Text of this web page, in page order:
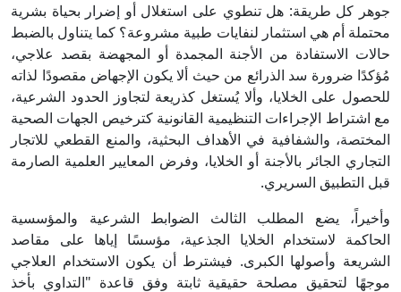
جوهر كل طريقة: هل تنطوي على استغلال أو إضرار بحياة بشرية
محتملة أم هي استثمار لنفايات طبية مشروعة؟ كما يتناول بالضبط
حالات الاستفادة من الأجنة المجمدة أو المجهضة بقصد علاجي،
مُؤكدًا ضرورة سد الذرائع من حيث ألا يكون الإجهاض مقصودًا لذاته
للحصول على الخلايا، وألا يُستغل كذريعة لتجاوز الحدود الشرعية،
مع اشتراط الإجراءات التنظيمية القانونية كترخيص الجهات الصحية
المختصة، والشفافية في الأهداف البحثية، والمنع القطعي للاتجار
التجاري الجائر بالأجنة أو الخلايا، وفرض المعايير العلمية الصارمة
قبل التطبيق السريري.
وأخيراً، يضع المطلب الثالث الضوابط الشرعية والمؤسسية
الحاكمة لاستخدام الخلايا الجذعية، مؤسسًا إياها على مقاصد
الشريعة وأصولها الكبرى. فيشترط أن يكون الاستخدام العلاجي
موجهًا لتحقيق مصلحة حقيقية ثابتة وفق قاعدة "التداوي بأخذ